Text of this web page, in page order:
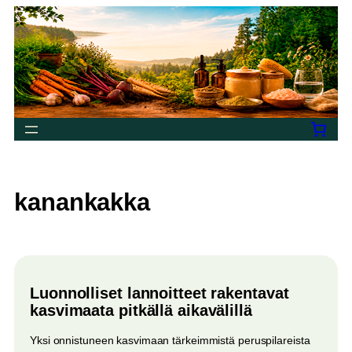
Siirry
sisältöön
kanankakka
Luonnolliset lannoitteet rakentavat
kasvimaata pitkällä aikavälillä
Yksi onnistuneen kasvimaan tärkeimmistä peruspilareista